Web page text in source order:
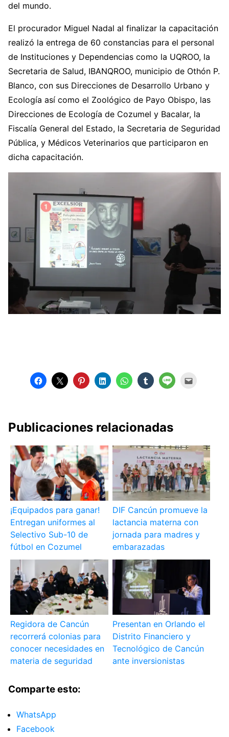
del mundo.
El procurador Miguel Nadal al finalizar la capacitación
realizó la entrega de 60 constancias para el personal
de Instituciones y Dependencias como la UQROO, la
Secretaria de Salud, IBANQROO, municipio de Othón P.
Blanco, con sus Direcciones de Desarrollo Urbano y
Ecología así como el Zoológico de Payo Obispo, las
Direcciones de Ecología de Cozumel y Bacalar, la
Fiscalía General del Estado, la Secretaria de Seguridad
Pública, y Médicos Veterinarios que participaron en
dicha capacitación.
Publicaciones relacionadas
¡Equipados para ganar!
Entregan uniformes al
Selectivo Sub-10 de
fútbol en Cozumel
DIF Cancún promueve la
lactancia materna con
jornada para madres y
embarazadas
Regidora de Cancún
recorrerá colonias para
conocer necesidades en
materia de seguridad
Presentan en Orlando el
Distrito Financiero y
Tecnológico de Cancún
ante inversionistas
Comparte esto:
WhatsApp
Facebook